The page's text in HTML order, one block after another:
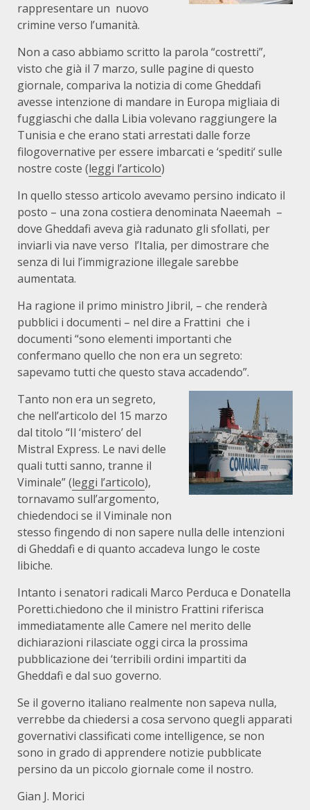
rappresentare un nuovo
crimine verso l’umanità.
Non a caso abbiamo scritto la parola “costretti”,
visto che già il 7 marzo, sulle pagine di questo
giornale, compariva la notizia di come Gheddafi
avesse intenzione di mandare in Europa migliaia di
fuggiaschi che dalla Libia volevano raggiungere la
Tunisia e che erano stati arrestati dalle forze
filogovernative per essere imbarcati e ‘spediti‘ sulle
nostre coste (leggi l’articolo)
In quello stesso articolo avevamo persino indicato il
posto – una zona costiera denominata Naeemah –
dove Gheddafi aveva già radunato gli sfollati, per
inviarli via nave verso l’Italia, per dimostrare che
senza di lui l’immigrazione illegale sarebbe
aumentata.
Ha ragione il primo ministro Jibril, – che renderà
pubblici i documenti – nel dire a Frattini che i
documenti “sono elementi importanti che
confermano quello che non era un segreto:
sapevamo tutti che questo stava accadendo”.
Tanto non era un segreto,
che nell’articolo del 15 marzo
dal titolo “Il ‘mistero’ del
Mistral Express. Le navi delle
quali tutti sanno, tranne il
Viminale” (leggi l’articolo),
tornavamo sull’argomento,
chiedendoci se il Viminale non
stesso fingendo di non sapere nulla delle intenzioni
di Gheddafi e di quanto accadeva lungo le coste
libiche.
Intanto i senatori radicali Marco Perduca e Donatella
Poretti.chiedono che il ministro Frattini riferisca
immediatamente alle Camere nel merito delle
dichiarazioni rilasciate oggi circa la prossima
pubblicazione dei ‘terribili ordini impartiti da
Gheddafi e dal suo governo.
Se il governo italiano realmente non sapeva nulla,
verrebbe da chiedersi a cosa servono quegli apparati
governativi classificati come intelligence, se non
sono in grado di apprendere notizie pubblicate
persino da un piccolo giornale come il nostro.
Gian J. Morici